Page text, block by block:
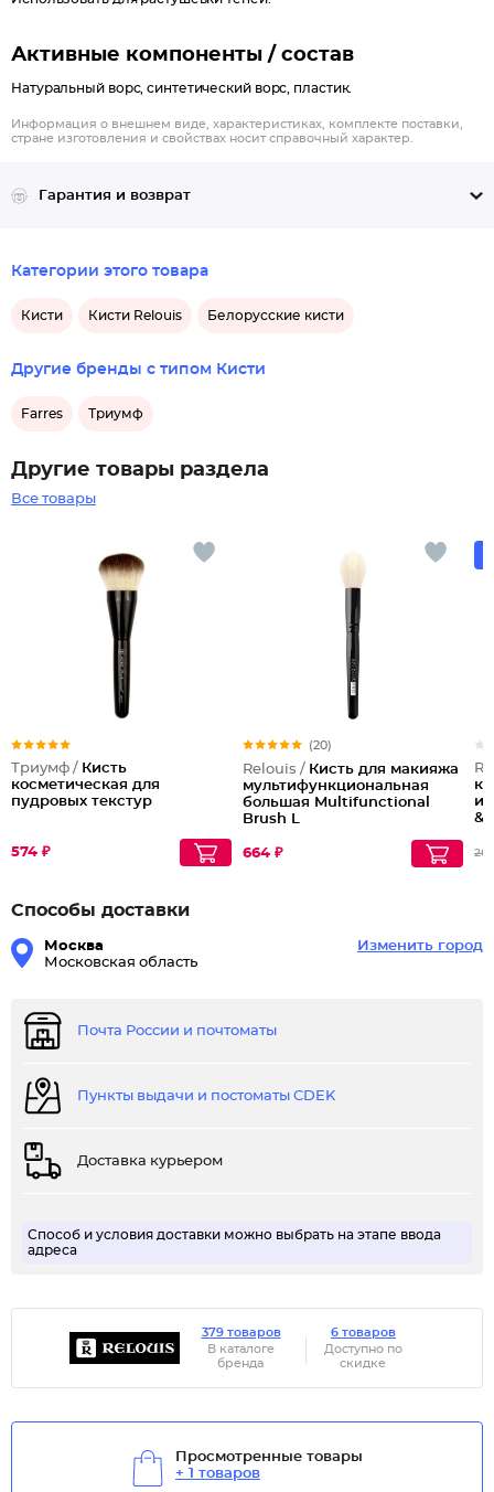
Активные компоненты / состав
Натуральный ворс, синтетический ворс, пластик.
Информация о внешнем виде, характеристиках, комплекте поставки,
стране изготовления и свойствах носит справочный характер.
Гарантия и возврат
Категории этого товара
Кисти Кисти Relouis Белорусские кисти
Другие бренды с типом Кисти
Farres Триумф
Другие товары раздела
Все товары
Триумф / Кисть
косметическая для
пудровых текстур
574 ₽
(20)
Relouis / Кисть для макияжа
мультифункциональная
большая Multifunctional
Brush L
664 ₽
и
&
266
Способы доставки
Москва
Московская область
Изменить город
Почта России и почтоматы
Пункты выдачи и постоматы CDEK
Доставка курьером
Способ и условия доставки можно выбрать на этапе ввода
адреса
379 товаров
В каталоге
бренда
6 товаров
Доступно по
скидке
Просмотренные товары
+ 1 товаров